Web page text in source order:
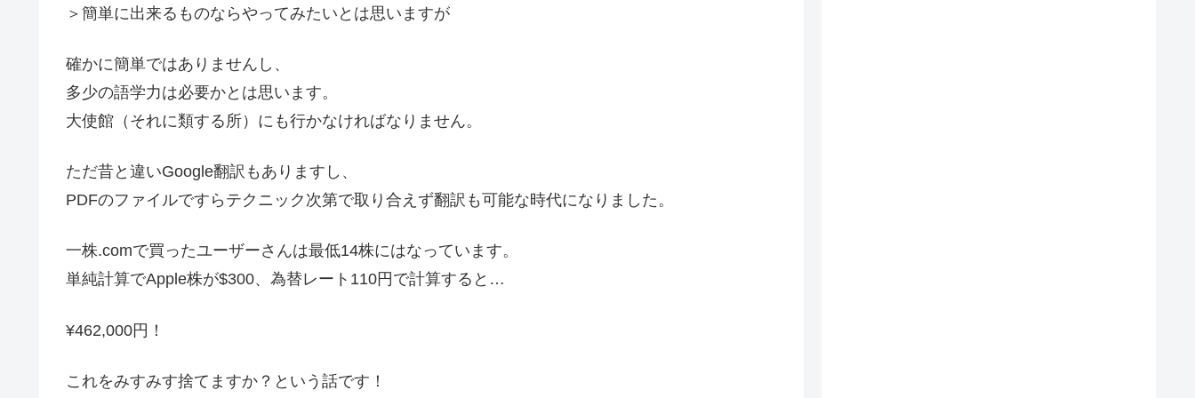
＞簡単に出来るものならやってみたいとは思いますが
確かに簡単ではありませんし、
多少の語学力は必要かとは思います。
大使館（それに類する所）にも行かなければなりません。
ただ昔と違いGoogle翻訳もありますし、
PDFのファイルですらテクニック次第で取り合えず翻訳も可能な時代になりました。
一株.comで買ったユーザーさんは最低14株にはなっています。
単純計算でApple株が$300、為替レート110円で計算すると…
¥462,000円！
これをみすみす捨てますか？という話です！